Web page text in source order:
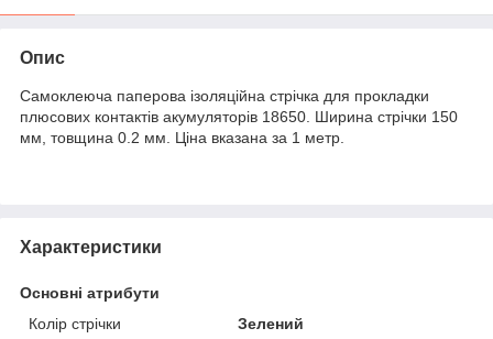
Опис
Самоклеюча паперова ізоляційна стрічка для прокладки
плюсових контактів акумуляторів 18650. Ширина стрічки 150
мм, товщина 0.2 мм. Ціна вказана за 1 метр.
Характеристики
Основні атрибути
Колір стрічки
Зелений